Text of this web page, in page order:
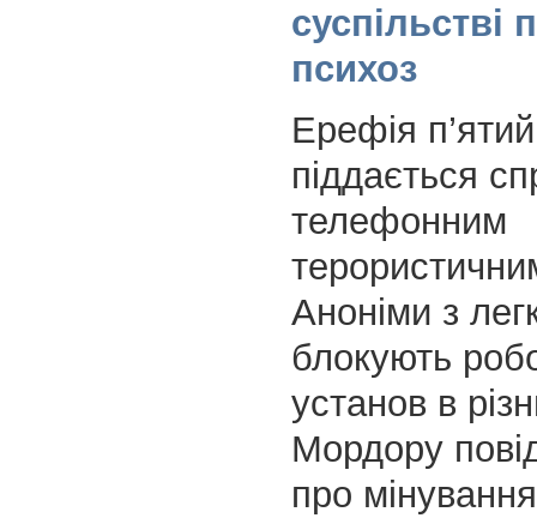
суспільстві
психоз
Ерефія
піддається
телефонним
Аноніми з
блокують
установ в
Мордору
про